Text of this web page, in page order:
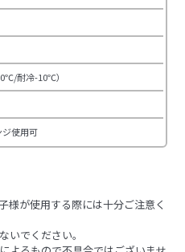
耐冷-10℃）
使用可
様が使用する際には十分ご注意く
いでください。